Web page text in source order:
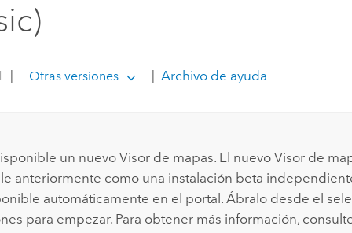
| Otras versiones | Archivo de ayuda
un nuevo Visor de mapas. El nuevo Visor de
anteriormente como una instalación beta
automáticamente en el portal. Ábralo desde el
para empezar. Para obtener más información,